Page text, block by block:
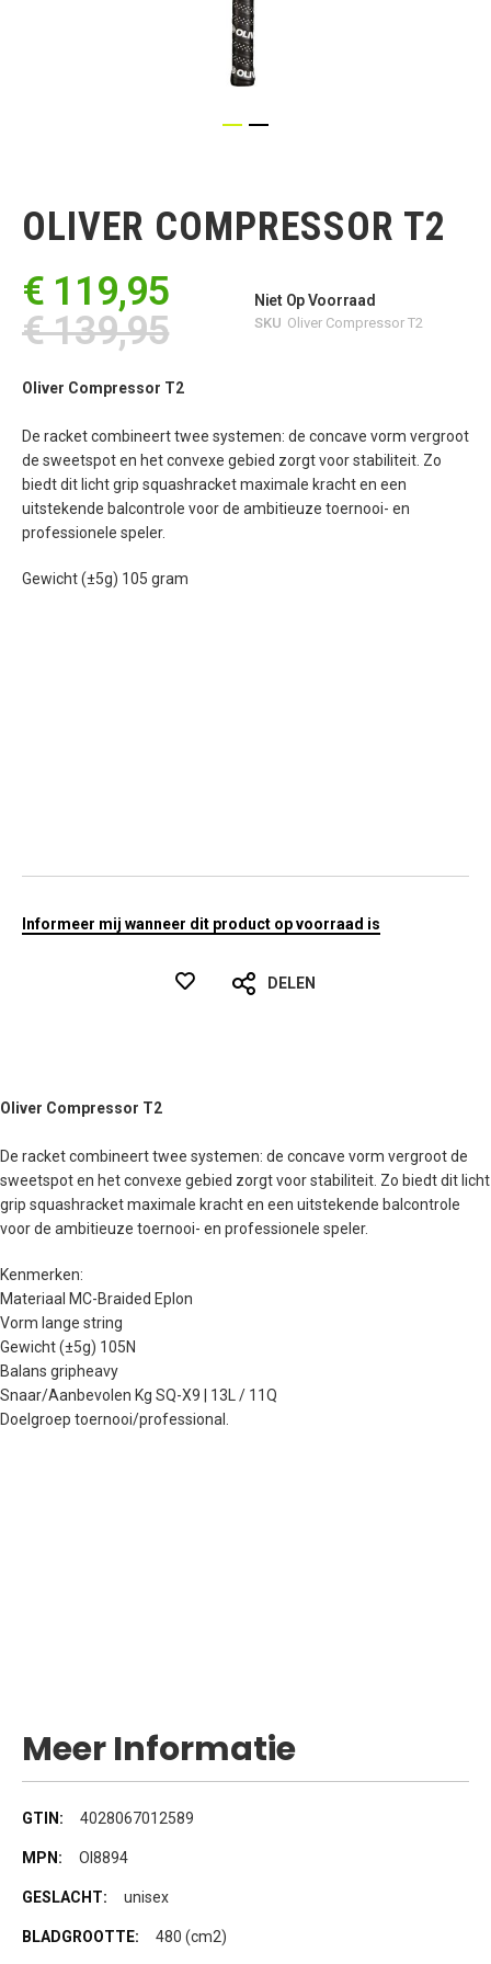
begin
van
afbeeldingen-
gallerij
OLIVER COMPRESSOR T2
€ 119,95
€ 139,95
Niet Op Voorraad
SKU Oliver Compressor T2
Oliver Compressor T2
De racket combineert twee systemen: de concave vorm vergroot
de sweetspot en het convexe gebied zorgt voor stabiliteit. Zo
biedt dit licht grip squashracket maximale kracht en een
uitstekende balcontrole voor de ambitieuze toernooi- en
professionele speler.
Gewicht (±5g) 105 gram
Informeer mij wanneer dit product op voorraad is
DELEN
Oliver Compressor T2
De racket combineert twee systemen: de concave vorm vergroot de
sweetspot en het convexe gebied zorgt voor stabiliteit. Zo biedt dit licht
grip squashracket maximale kracht en een uitstekende balcontrole
voor de ambitieuze toernooi- en professionele speler.
Kenmerken:
Materiaal MC-Braided Eplon
Vorm lange string
Gewicht (±5g) 105N
Balans gripheavy
Snaar/Aanbevolen Kg SQ-X9 | 13L / 11Q
Doelgroep toernooi/professional.
Meer Informatie
Meer
4028067012589
Ol8894
unisex
480 (cm2)